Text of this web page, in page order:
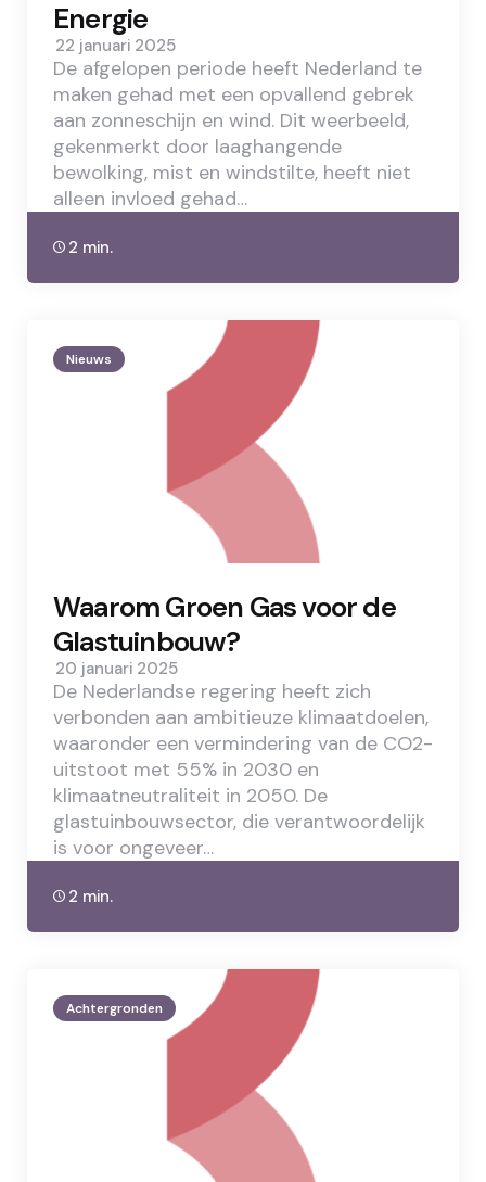
Energie
22 januari 2025
De afgelopen periode heeft Nederland te
maken gehad met een opvallend gebrek
aan zonneschijn en wind. Dit weerbeeld,
gekenmerkt door laaghangende
bewolking, mist en windstilte, heeft niet
alleen invloed gehad…
2 min.
Nieuws
Waarom Groen Gas voor de
Glastuinbouw?
20 januari 2025
De Nederlandse regering heeft zich
verbonden aan ambitieuze klimaatdoelen,
waaronder een vermindering van de CO2-
uitstoot met 55% in 2030 en
klimaatneutraliteit in 2050. De
glastuinbouwsector, die verantwoordelijk
is voor ongeveer…
2 min.
Achtergronden